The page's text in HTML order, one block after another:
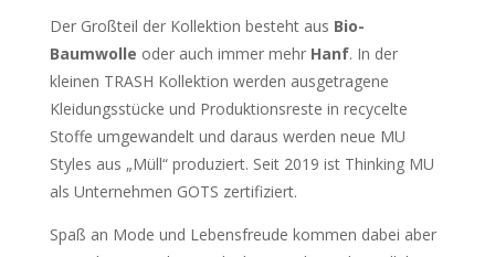
Der Großteil der Kollektion besteht aus Bio-
Baumwolle oder auch immer mehr Hanf. In der
kleinen TRASH Kollektion werden ausgetragene
Kleidungsstücke und Produktionsreste in recycelte
Stoffe umgewandelt und daraus werden neue MU
Styles aus „Müll“ produziert. Seit 2019 ist Thinking MU
als Unternehmen GOTS zertifiziert.
Spaß an Mode und Lebensfreude kommen dabei aber